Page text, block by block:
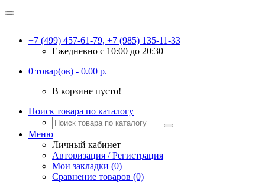
+7 (499) 457-61-79, +7 (985) 135-11-33
Ежедневно c 10:00 до 20:30
0 товар(ов) - 0.00 р.
В корзине пусто!
Поиск товара по каталогу
Меню
Личный кабинет
Авторизация / Регистрация
Мои закладки (0)
Сравнение товаров (0)